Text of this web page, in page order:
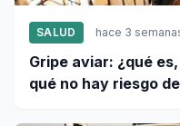
SALUD hace 3
Gripe aviar: ¿qué
qué no hay riesgo